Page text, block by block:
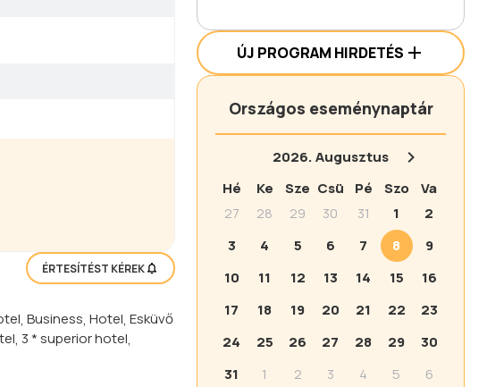
ÉRTESÍTÉST KÉREK
, Business, Hotel, Esküvő
, 3 * superior hotel,
ÚJ PROGRAM HIRDETÉS
Országos eseménynaptár
2026.Augusztus
Hé
Ke Sze Csü Pé Szo
Va
27
28 29 30 31 1
2
3
4 5 6 7 8
9
10
11 12 13 14 15
16
17
18 19 20 21 22
23
24
25 26 27 28 29
30
31
1 2 3 4 5 6